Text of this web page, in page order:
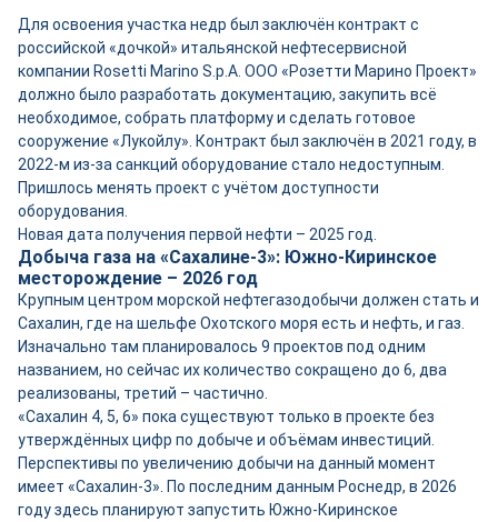
Для освоения участка недр был заключён контракт с
российской «дочкой» итальянской нефтесервисной
компании Rosetti Marino S.p.A. ООО «Розетти Марино Проект»
должно было разработать документацию, закупить всё
необходимое, собрать платформу и сделать готовое
сооружение «Лукойлу». Контракт был заключён в 2021 году, в
2022-м из-за санкций оборудование стало недоступным.
Пришлось менять проект с учётом доступности
оборудования.
Новая дата получения первой нефти – 2025 год.
Добыча газа на «Сахалине-3»: Южно-Киринское
месторождение – 2026 год
Крупным центром морской нефтегазодобычи должен стать и
Сахалин, где на шельфе Охотского моря есть и нефть, и газ.
Изначально там планировалось 9 проектов под одним
названием, но сейчас их количество сокращено до 6, два
реализованы, третий – частично.
«Сахалин 4, 5, 6» пока существуют только в проекте без
утверждённых цифр по добыче и объёмам инвестиций.
Перспективы по увеличению добычи на данный момент
имеет «Сахалин-3». По последним данным Роснедр, в 2026
году здесь планируют запустить Южно-Киринское